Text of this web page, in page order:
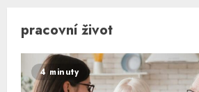
pracovní život
4 minuty